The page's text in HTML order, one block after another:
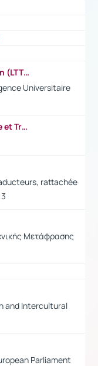
Lexicologie, Terminologie, Traduction (LTT)
Universitaire
Centre de recherche en Terminologie et Traduction (CRTT)
rattachée
Μετάφρασης
and Intercultural
Parliament